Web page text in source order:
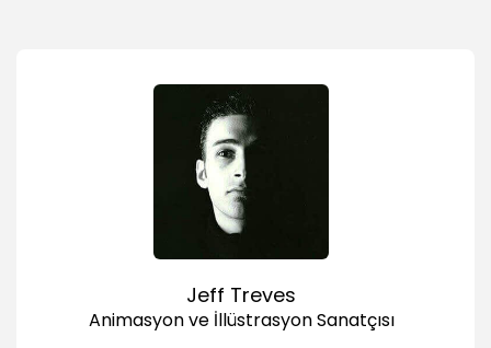
Trampolineden sekme hareketini yapmak
Problem tespiti yapmak
2 Platform
Jeff Treves
Animasyon ve İllüstrasyon Sanatçısı